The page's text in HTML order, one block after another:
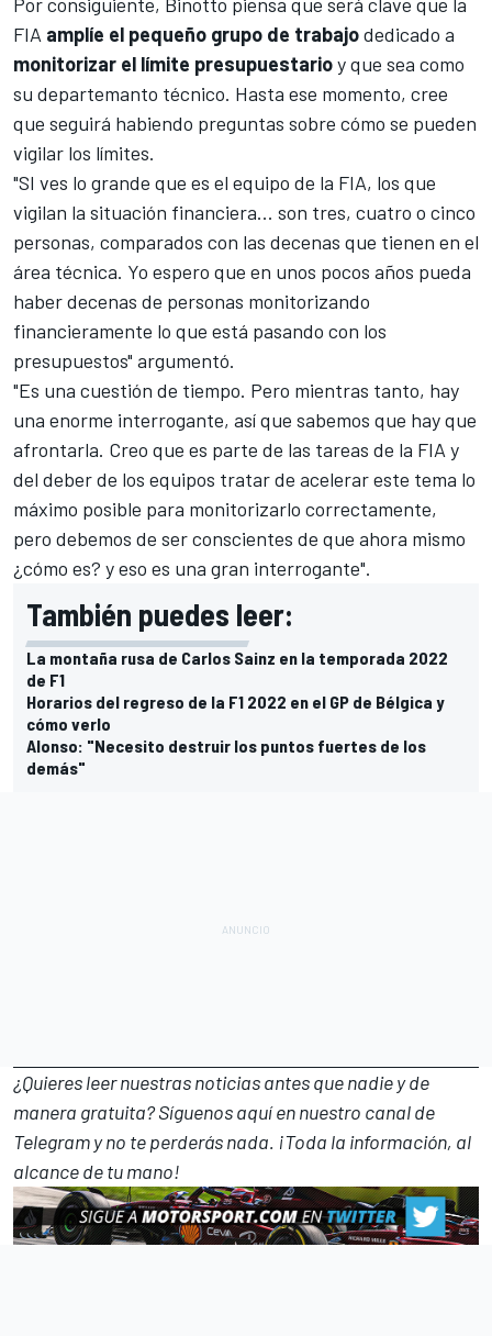
FIA amplíe el pequeño grupo de trabajodedicado a
monitorizar el límite presupuestarioy que sea como
su departemanto técnico. Hasta ese momento, cree
que seguirá habiendo preguntas sobre cómo se pueden
vigilar los límites.
"SI ves lo grande que es el equipo de la FIA, los que
vigilan la situación financiera... son tres, cuatro o cinco
personas, comparados con las decenas que tienen en el
área técnica. Yo espero que en unos pocos años pueda
haber decenas de personas monitorizando
financieramente lo que está pasando con los
presupuestos" argumentó.
"Es una cuestión de tiempo. Pero mientras tanto, hay
una enorme interrogante, así que sabemos que hay que
afrontarla. Creo que es parte de las tareas de la FIA y
del deber de los equipos tratar de acelerar este tema lo
máximo posible para monitorizarlo correctamente,
pero debemos de ser conscientes de que ahora mismo
¿cómo es? y eso es una gran interrogante".
También puedes leer:
La montaña rusa de Carlos Sainz en la temporada 2022
de F1
Horarios del regreso de la F1 2022 en el GP de Bélgica y
cómo verlo
Alonso: "Necesito destruir los puntos fuertes de los
demás"
¿Quieres leer nuestras noticias antes que nadie y de
manera gratuita? Síguenosaquí en nuestro canal de
Telegramy no te perderás nada. ¡Toda la información, al
alcance de tu mano!